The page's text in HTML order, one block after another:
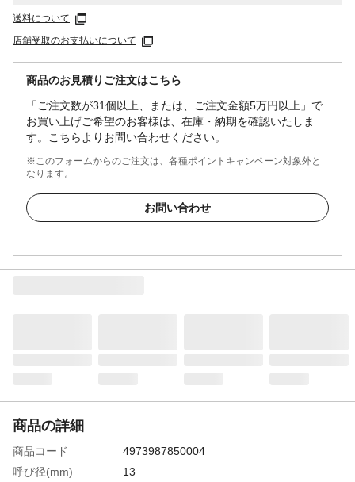
送料について
店舗受取のお支払いについて
商品のお見積りご注文はこちら
「ご注文数が31個以上、または、ご注文金額5万円以上」で
お買い上げご希望のお客様は、在庫・納期を確認いたしま
す。こちらよりお問い合わせください。
※このフォームからのご注文は、各種ポイントキャンペーン対象外と
なります。
お問い合わせ
商品の詳細
商品コード
4973987850004
呼び径(mm)
13